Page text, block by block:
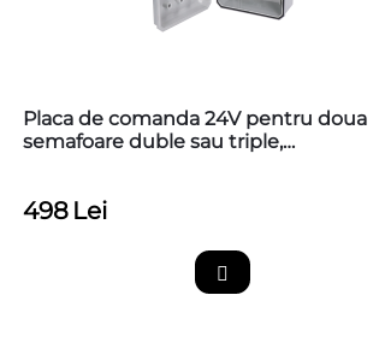
Placa de comanda 24V pentru doua
semafoare duble sau triple,
498 Lei